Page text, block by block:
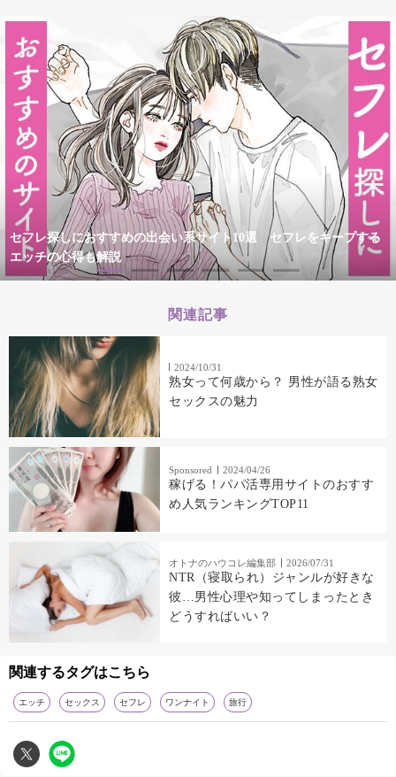
セフレ探しにおすすめの出会い系サイト10選 セフレをキープする
エッチの心得も解説
関連記事
2024/10/31
熟女って何歳から？ 男性が語る熟女
セックスの魅力
Sponsored 2024/04/26
稼げる！パパ活専用サイトのおすす
め人気ランキングTOP11
オトナのハウコレ編集部 2026/07/31
NTR（寝取られ）ジャンルが好きな
彼…男性心理や知ってしまったとき
どうすればいい？
関連するタグはこちら
エッチ セックス セフレ ワンナイト 旅行